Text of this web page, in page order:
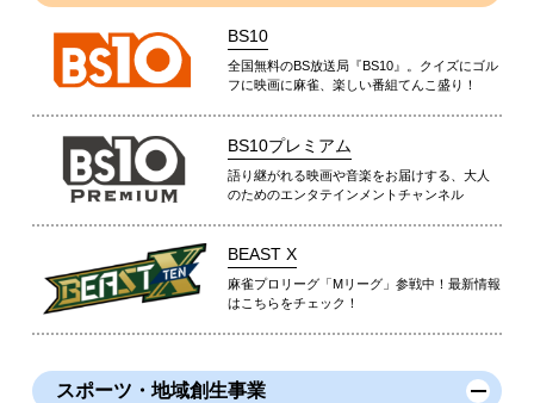
BS10
全国無料のBS放送局『BS10』。クイズにゴル
フに映画に麻雀、楽しい番組てんこ盛り！
BS10プレミアム
語り継がれる映画や音楽をお届けする、大人
のためのエンタテインメントチャンネル
BEAST X
麻雀プロリーグ「Mリーグ」参戦中！最新情報
はこちらをチェック！
スポーツ・地域創生事業